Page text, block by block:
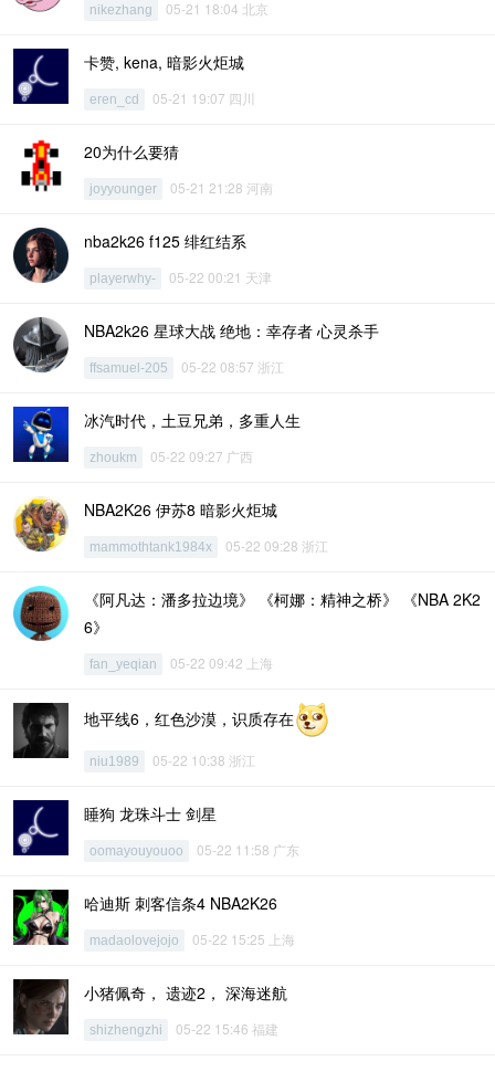
nikezhang 05-21 18:04 北京
卡赞, kena, 暗影火炬城
eren_cd 05-21 19:07 四川
20为什么要猜
joyyounger 05-21 21:28 河南
nba2k26 f125 绯红结系
playerwhy- 05-22 00:21 天津
NBA2k26 星球大战 绝地：幸存者 心灵杀手
ffsamuel-205 05-22 08:57 浙江
冰汽时代，土豆兄弟，多重人生
zhoukm 05-22 09:27 广西
NBA2K26 伊苏8 暗影火炬城
mammothtank1984x 05-22 09:28 浙江
《阿凡达：潘多拉边境》 《柯娜：精神之桥》 《NBA 2K2
6》
fan_yeqian 05-22 09:42 上海
地平线6，红色沙漠，识质存在
niu1989 05-22 10:38 浙江
睡狗 龙珠斗士 剑星
oomayouyouoo 05-22 11:58 广东
哈迪斯 刺客信条4 NBA2K26
madaolovejojo 05-22 15:25 上海
小猪佩奇， 遗迹2， 深海迷航
shizhengzhi 05-22 15:46 福建